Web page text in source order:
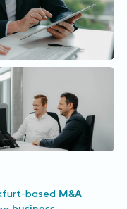
based
M&A